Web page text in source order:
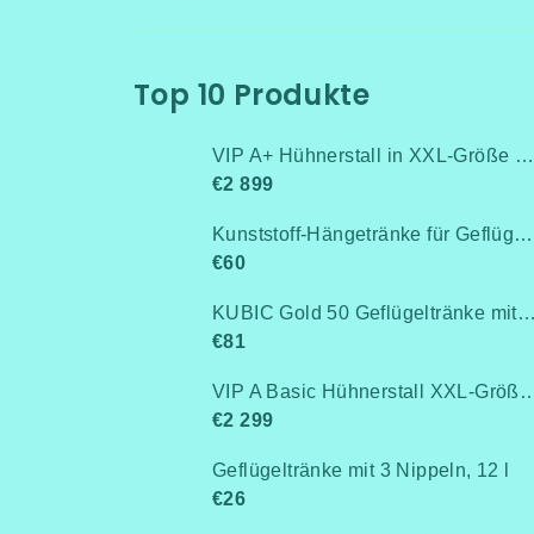
Top 10 Produkte
VIP A+ Hühnerstall in XXL-Größe für 15-20 Hühner-Isoliert(mit Heizung!+Kühlung!, Isolierung und Led-Beleuchtung) - Komplett montiert - Kostenlose Lieferung
€2 899
Kunststoff-Hängetränke für Geflügel, Anschluss an Rohrleitung / Niederdruck bis 0,5 bar
€60
KUBIC Gold 50 Geflügeltränke mit Standfüßen
€81
VIP A Basic Hühnerstall XXL-Größe für 15-20 Hühner - Komplett montiert -Kostenlose Lieferung-
€2 299
Geflügeltränke mit 3 Nippeln, 12 l
€26